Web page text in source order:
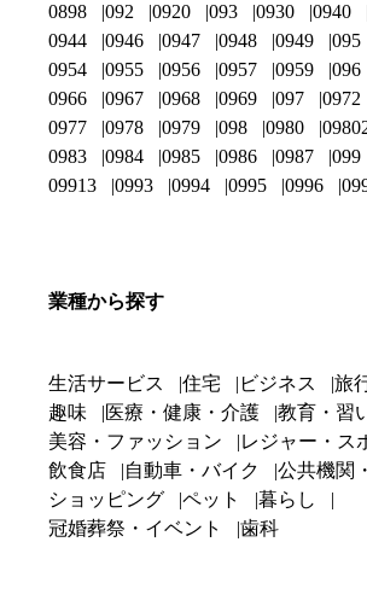
0898
092 0920 093 0930 0940
0944
0946 0947 0948 0949 095
0954
0955 0956 0957 0959 096
0966
0967 0968 0969 097 0972
0977
0978 0979 098 0980
0983
0984 0985 0986 0987 099
09913
0993 0994 0995 0996
業種から探す
生活サービス 住宅 ビジネス
旅
趣味
医療・健康・介護
教育・習
美容・ファッション
レジャー・ス
飲食店
自動車・バイク
公共機関
ショッピング
ペット
暮らし
冠婚葬祭・イベント
歯科